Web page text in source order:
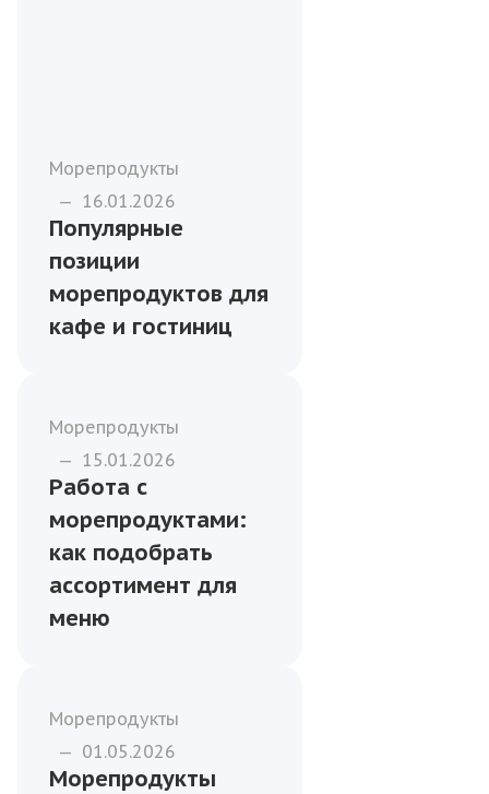
Морепродукты
— 16.01.2026
Популярные
позиции
морепродуктов для
кафе и гостиниц
Морепродукты
— 15.01.2026
Работа с
морепродуктами:
как подобрать
ассортимент для
меню
Морепродукты
— 01.05.2026
Морепродукты